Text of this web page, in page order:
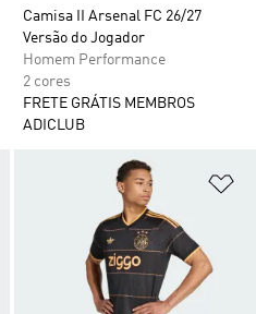
Camisa II Arsenal FC 26/27
Versão do Jogador
Homem Performance
2 cores
FRETE GRÁTIS MEMBROS
ADICLUB
Adicionar à Lista de Desejos